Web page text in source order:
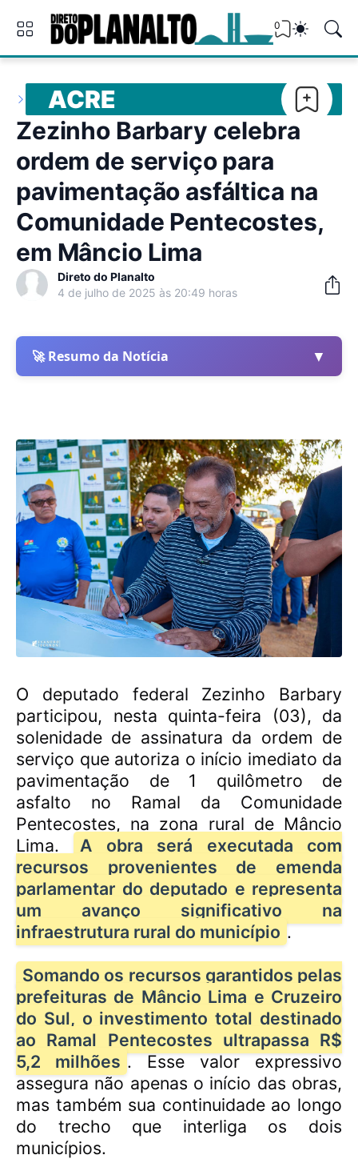
0
ACRE
Zezinho Barbary celebra
ordem de serviço para
pavimentação asfáltica na
Comunidade Pentecostes,
em Mâncio Lima
Direto do Planalto
4 de julho de 2025 às 20:49 horas
🚀 Resumo da Notícia ▼
O deputado federal Zezinho Barbary
participou, nesta quinta-feira (03), da
solenidade de assinatura da ordem de
serviço que autoriza o início imediato da
pavimentação de 1 quilômetro de
asfalto no Ramal da Comunidade
Pentecostes, na zona rural de Mâncio
Lima.
A obra será executada com
recursos provenientes de emenda
parlamentar do deputado e representa
um avanço significativo na
infraestrutura rural do município .
Somando os recursos garantidos pelas
prefeituras de Mâncio Lima e Cruzeiro
do Sul, o investimento total destinado
ao Ramal Pentecostes ultrapassa R$
5,2 milhões . Esse valor expressivo
assegura não apenas o início das obras,
mas também sua continuidade ao longo
do trecho que interliga os dois
municípios.